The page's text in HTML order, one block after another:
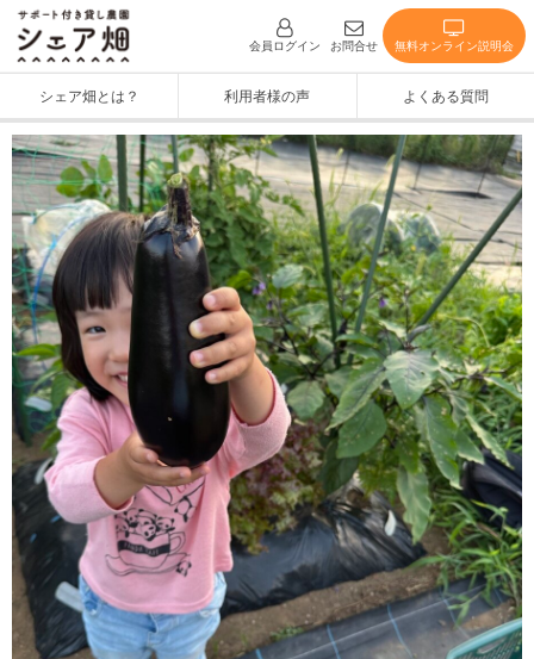
会員ログイン お問合せ 無料オンライン説明会
シェア畑とは？ 利用者様の声 よくある質問